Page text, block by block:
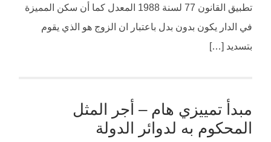
تطبيق القانون 77 لسنة 1988 المعدل كما أن سكن المميزة
في الدار يكون بدون بدل باعتبار ان الزوج هو الذي يقوم
بتسديد […]
مبدأ تمييزي هام – أجر المثل
المحكوم به لدوائر الدولة